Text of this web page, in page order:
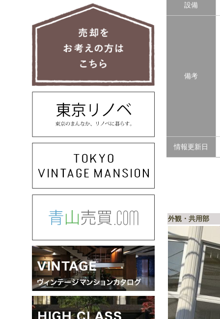
設備
備考
情報更新日
外観・共用部